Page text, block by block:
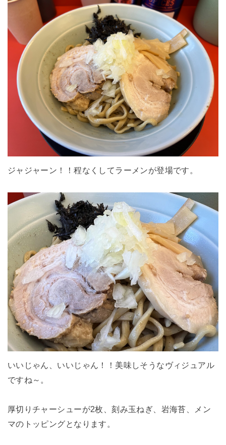
ジャジャーン！！程なくしてラーメンが登場です。
いいじゃん、いいじゃん！！美味しそうなヴィジュアル
ですね～。
厚切りチャーシューが2枚、刻み玉ねぎ、岩海苔、メン
マのトッピングとなります。